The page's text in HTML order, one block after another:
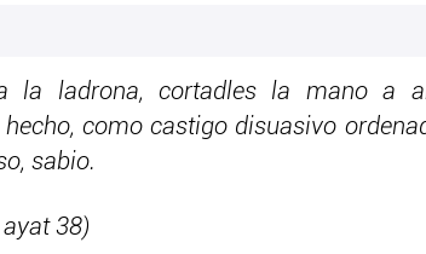
la ladrona, cortadles la mano a
como castigo disuasivo
sabio.
38)